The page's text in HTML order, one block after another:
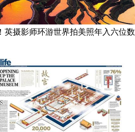
英摄影师环游世界拍美照年入六位数